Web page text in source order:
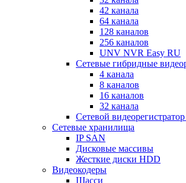
42 канала
64 канала
128 каналов
256 каналов
UNV NVR Easy RU
Сетевые гибридные
4 канала
8 каналов
16 каналов
32 канала
Сетевой
Сетевые хранилища
IP SAN
Дисковые массивы
Жесткие диски HDD
Видеокодеры
Шасси